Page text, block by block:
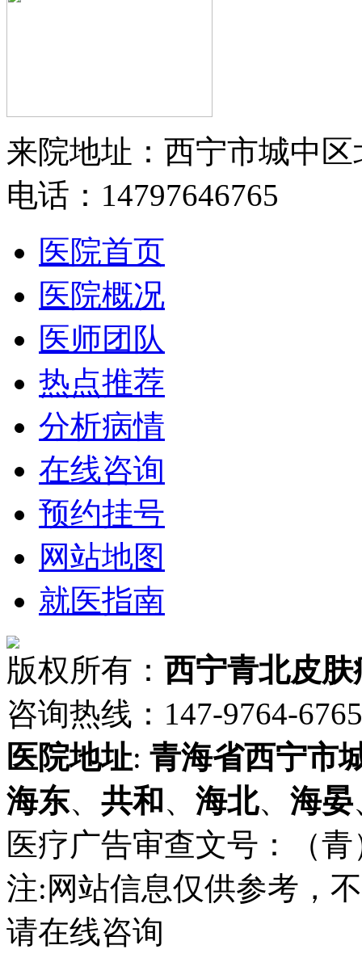
来院地址：西宁市城中区
电话：14797646765
医院首页
医院概况
医师团队
热点推荐
分析病情
在线咨询
预约挂号
网站地图
就医指南
版权所有： 西宁青北皮肤
咨询热线：147-9764-
医院地址: 青海省西宁市
海东、 共和 、 海北、 海晏
医疗广告审查文号：（
注:网站信息仅供参考，
请在线咨询